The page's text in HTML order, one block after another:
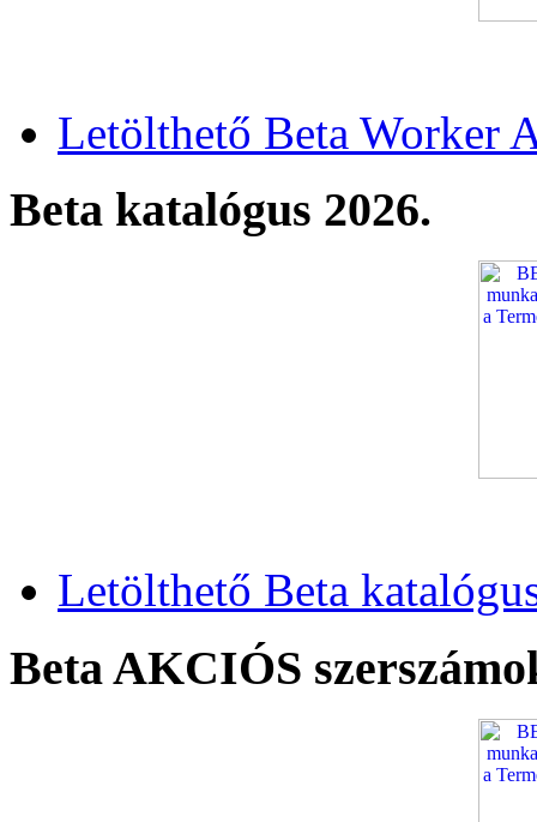
Letölthető Beta Worker
Beta katalógus 2026.
Letölthető Beta
Beta AKCIÓS